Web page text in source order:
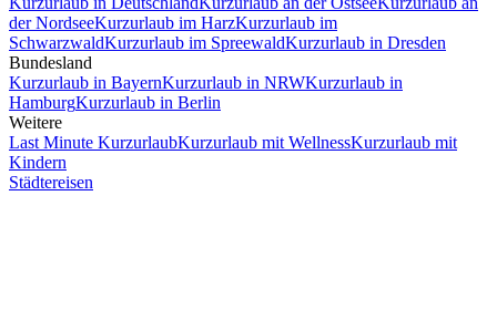
der NordseeKurzurlaub im HarzKurzurlaub im
SchwarzwaldKurzurlaub im SpreewaldKurzurlaub in Dresden
Bundesland
Kurzurlaub in BayernKurzurlaub in NRWKurzurlaub in
HamburgKurzurlaub in Berlin
Weitere
Last Minute KurzurlaubKurzurlaub mit WellnessKurzurlaub mit
Kindern
Städtereisen